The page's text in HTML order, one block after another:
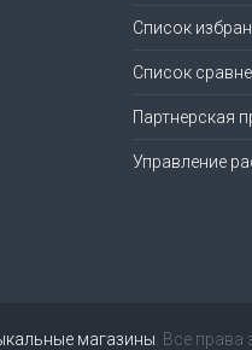
Список
Список
Партнерская
Управление
магазины . Все